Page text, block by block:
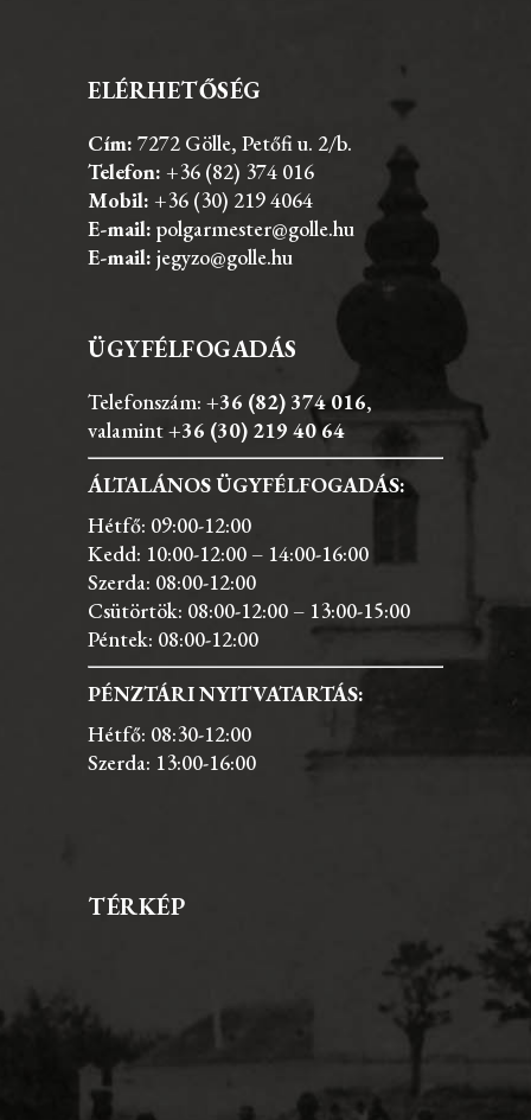
ELÉRHETŐSÉG
Cím: 7272 Gölle, Petőfi u. 2/b.
Telefon: +36 (82) 374 016
Mobil: +36 (30) 219 4064
E-mail: polgarmester@golle.hu
E-mail: jegyzo@golle.hu
ÜGYFÉLFOGADÁS
Telefonszám: +36 (82) 374 016,
valamint+36 (30) 219 40 64
ÁLTALÁNOS ÜGYFÉLFOGADÁS:
Hétfő: 09:00-12:00
Kedd: 10:00-12:00 – 14:00-16:00
Szerda: 08:00-12:00
Csütörtök: 08:00-12:00 – 13:00-15:00
Péntek: 08:00-12:00
PÉNZTÁRI NYITVATARTÁS:
Hétfő: 08:30-12:00
Szerda: 13:00-16:00
TÉRKÉP